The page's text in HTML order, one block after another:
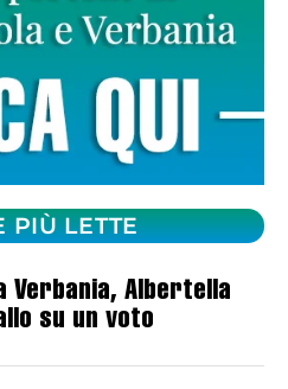
PIÙ LETTE
Verbania, Albertella
su un voto